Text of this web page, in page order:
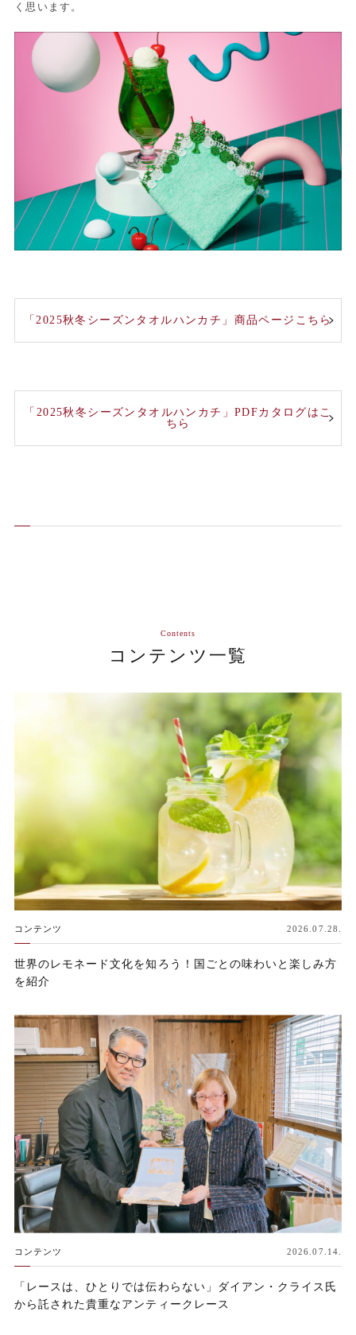
く思います。
「2025秋冬シーズンタオルハンカチ」商品ページこちら
「2025秋冬シーズンタオルハンカチ」PDFカタログはこ
ちら
コンテンツ一覧
Contents
コンテンツ 2026.07.28.
世界のレモネード文化を知ろう！国ごとの味わいと楽しみ方
を紹介
コンテンツ 2026.07.14.
「レースは、ひとりでは伝わらない」ダイアン・クライス氏
から託された貴重なアンティークレース